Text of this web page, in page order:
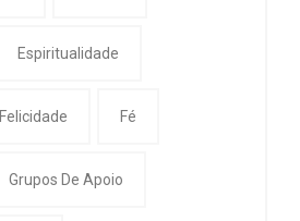
Espiritualidade
Felicidade Fé
Grupos De Apoio